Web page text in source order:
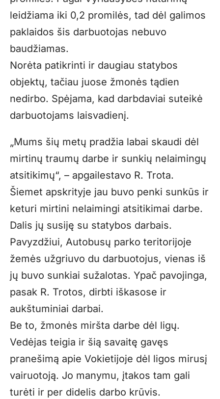
leidžiama iki 0,2 promilės, tad dėl galimos
paklaidos šis darbuotojas nebuvo
baudžiamas.
Norėta patikrinti ir daugiau statybos
objektų, tačiau juose žmonės tądien
nedirbo. Spėjama, kad darbdaviai suteikė
darbuotojams laisvadienį.
„Mums šių metų pradžia labai skaudi dėl
mirtinų traumų darbe ir sunkių nelaimingų
atsitikimų“, – apgailestavo R. Trota.
Šiemet apskrityje jau buvo penki sunkūs ir
keturi mirtini nelaimingi atsitikimai darbe.
Dalis jų susiję su statybos darbais.
Pavyzdžiui, Autobusų parko teritorijoje
žemės užgriuvo du darbuotojus, vienas iš
jų buvo sunkiai sužalotas. Ypač pavojinga,
pasak R. Trotos, dirbti iškasose ir
aukštuminiai darbai.
Be to, žmonės miršta darbe dėl ligų.
Vedėjas teigia ir šią savaitę gavęs
pranešimą apie Vokietijoje dėl ligos mirusį
vairuotoją. Jo manymu, įtakos tam gali
turėti ir per didelis darbo krūvis.